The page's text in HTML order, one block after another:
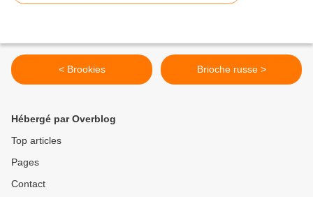
< Brookies Brioche russe >
Hébergé par Overblog
Top articles
Pages
Contact